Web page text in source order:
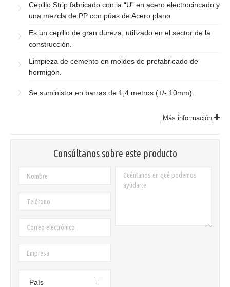
Cepillo Strip fabricado con la “U” en acero electrocincado y
una mezcla de PP con púas de Acero plano.
Es un cepillo de gran dureza, utilizado en el sector de la
construcción.
Limpieza de cemento en moldes de prefabricado de
hormigón.
Se suministra en barras de 1,4 metros (+/- 10mm).
Más información
Consúltanos sobre este producto
País